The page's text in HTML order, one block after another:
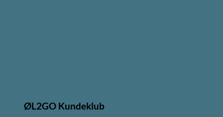
ØL2GO Kundeklub